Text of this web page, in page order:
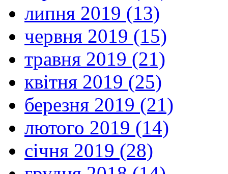
липня 2019 (13)
червня 2019 (15)
травня 2019 (21)
квітня 2019 (25)
березня 2019 (21)
лютого 2019 (14)
січня 2019 (28)